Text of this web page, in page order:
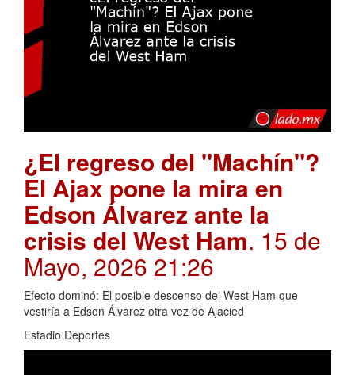
¿El regreso del "Machín"?
El Ajax pone la mira en
Edson Álvarez ante la
crisis del West Ham. 15 de
Mayo, 2026 21:26
Efecto dominó: El posible descenso del West Ham que
vestiría a Edson Álvarez otra vez de Ajacied
Estadio Deportes